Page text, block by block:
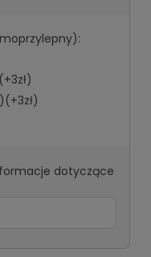
dotyczące